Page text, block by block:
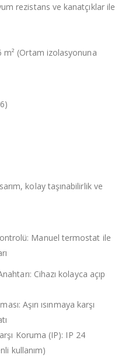
rezistans ve kanatçıklar ile
m² (Ortam izolasyonuna
kolay taşınabilirlik ve
Manuel termostat ile
Cihazı kolayca açıp
Aşırı ısınmaya karşı
Koruma (IP): IP 24
kullanım)